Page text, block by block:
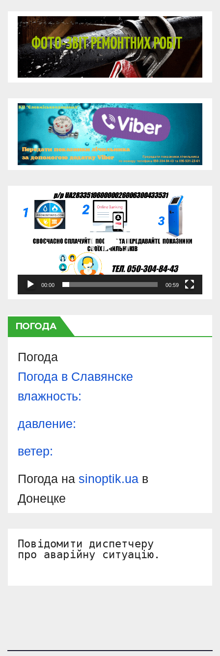
Відеопрогравач
00:00 00:59
ПОГОДА
Погода
Погода в Славянске
влажность:
давление:
ветер:
Погода на sinoptik.ua в
Донецке
Повідомити диспетчеру
про аварійну ситуацію.